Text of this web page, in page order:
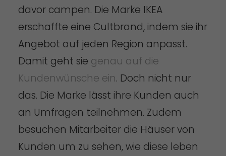
davor campen. Die Marke IKEA
erschaffte eine Cultbrand, indem sie ihr
Angebot auf jeden Region anpasst.
Damit geht sie genau auf die
Kundenwünsche ein. Doch nicht nur
das. Die Marke lässt ihre Kunden auch
an Umfragen teilnehmen. Zudem
besuchen Mitarbeiter die Häuser von
Kunden um zu sehen, wie diese leben